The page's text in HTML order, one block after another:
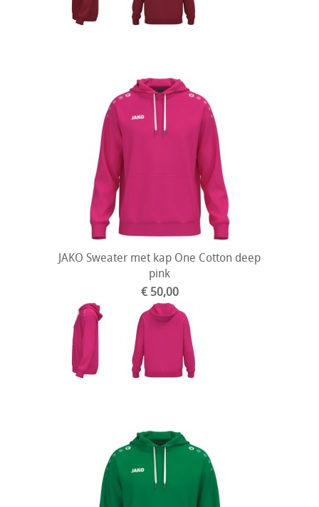
JAKO Sweater met kap One Cotton deep
pink
€ 50,00